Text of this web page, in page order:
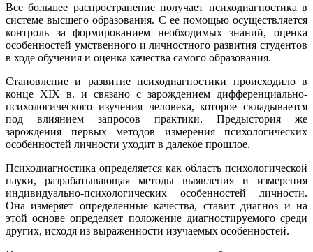
Все большее распространение получает психодиагностика в
системе высшего образования. С ее помощью осуществляется
контроль за формированием необходимых знаний, оценка
особенностей умственного и личностного развития студентов
в ходе обучения и оценка качества самого образования.
Становление и развитие психодиагностики происходило в
конце XIX в. и связано с зарождением дифференциально-
психологического изучения человека, которое складывается
под влиянием запросов практики. Предыстория же
зарождения первых методов измерения психологических
особенностей личности уходит в далекое прошлое.
Психодиагностика определяется как область психологической
науки, разрабатывающая методы выявления и измерения
индивидуально-психологических особенностей личности.
Она измеряет определенные качества, ставит диагноз и на
этой основе определяет положение диагностируемого среди
других, исходя из выраженности изучаемых особенностей.